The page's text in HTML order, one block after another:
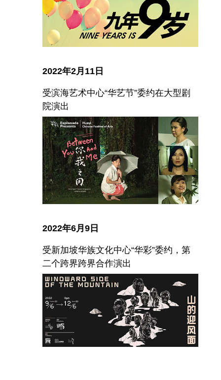
2022年2月11日
受滨海艺术中心“华艺节”委约在大型剧
院演出
2022年6月9日
受新加坡华族文化中心“华彩”委约，第
二个跨界跨界合作演出